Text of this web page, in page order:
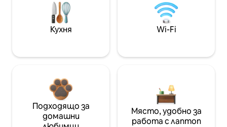
Кухня Wi-Fi
Подходящо за
домашни
Място, удобно за
работа с лаптоп